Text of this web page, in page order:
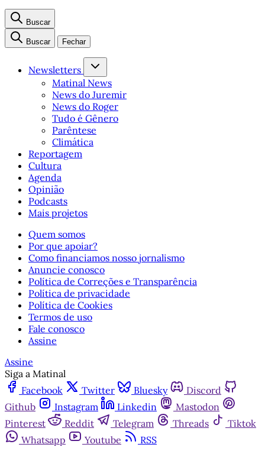
Buscar
Buscar Fechar
Newsletters
Matinal News
News do Juremir
News do Roger
Tudo é Gênero
Parêntese
Climática
Reportagem
Cultura
Agenda
Opinião
Podcasts
Mais projetos
Quem somos
Por que apoiar?
Como financiamos nosso jornalismo
Anuncie conosco
Política de Correções e Transparência
Política de privacidade
Política de Cookies
Termos de uso
Fale conosco
Assine
Assine
Siga a Matinal
Facebook
Twitter Bluesky
Discord
Github
Instagram Linkedin
Mastodon
Pinterest
Reddit Telegram Threads
Tiktok
Whatsapp
Youtube
RSS